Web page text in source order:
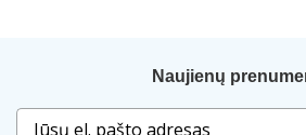
Naujienų